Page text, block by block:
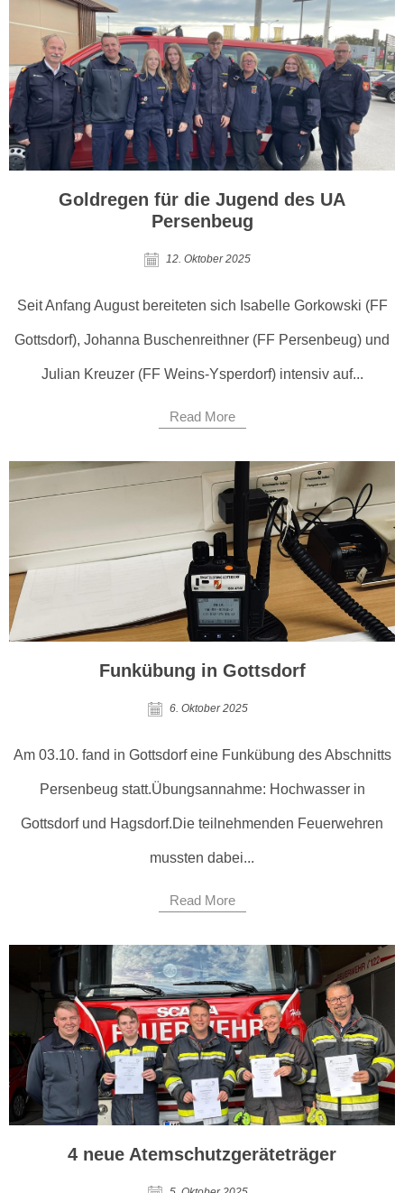
Goldregen für die Jugend des UA
Persenbeug
12. Oktober 2025
Seit Anfang August bereiteten sich Isabelle Gorkowski (FF
Gottsdorf), Johanna Buschenreithner (FF Persenbeug) und
Julian Kreuzer (FF Weins-Ysperdorf) intensiv auf...
Read More
Funkübung in Gottsdorf
6. Oktober 2025
Am 03.10. fand in Gottsdorf eine Funkübung des Abschnitts
Persenbeug statt.Übungsannahme: Hochwasser in
Gottsdorf und Hagsdorf.Die teilnehmenden Feuerwehren
mussten dabei...
Read More
4 neue Atemschutzgeräteträger